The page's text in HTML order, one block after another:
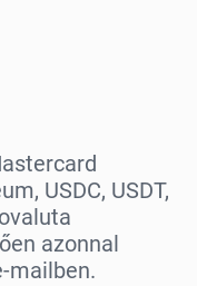
USDC, USDT,
azonnal
mailben.